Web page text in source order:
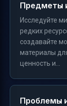
Предметы
Исследуйте
редких
создавайте
материалы
ценность и...
Проблемы